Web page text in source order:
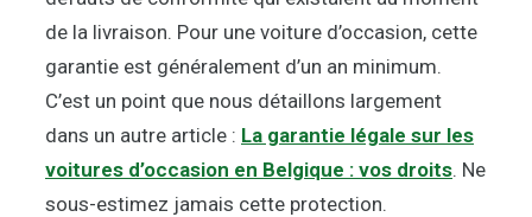
de la livraison. Pour une voiture d’occasion, cette
garantie est généralement d’un an minimum.
C’est un point que nous détaillons largement
dans un autre article : La garantie légale sur les
voitures d’occasion en Belgique : vos droits. Ne
sous-estimez jamais cette protection.